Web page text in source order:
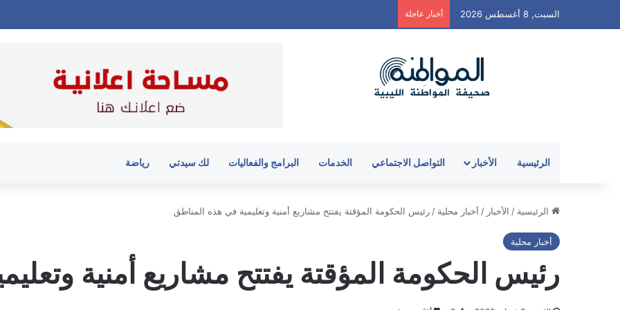
السبت, 8 أغسطس 2026 أخبار عاجلة
الرئيسية الأخبار التواصل الاجتماعي الخدمات البرامج والفعاليات لك سيدتي رياضة
الرئيسية / الأخبار / أخبار محلية / رئيس الحكومة المؤقتة يفتتح مشاريع أمنية وتعليمية في هذه المناطق
أخبار محلية
رئيس الحكومة المؤقتة يفتتح مشاريع أمنية